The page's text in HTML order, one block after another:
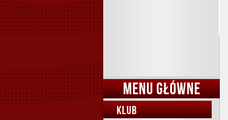
MENU GŁÓWNE
KLUB